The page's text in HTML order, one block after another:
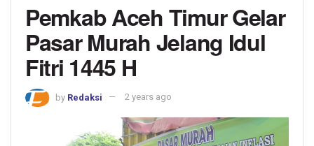
Pemkab Aceh Timur Gelar
Pasar Murah Jelang Idul
Fitri 1445 H
by Redaksi 2 years ago